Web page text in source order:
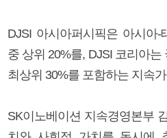
DJSI 아시아퍼시픽은 아시아
중 상위 20%를, DJSI 코리아는
최상위 30%를 포함하는 지속
SK이노베이션 지속경영본부